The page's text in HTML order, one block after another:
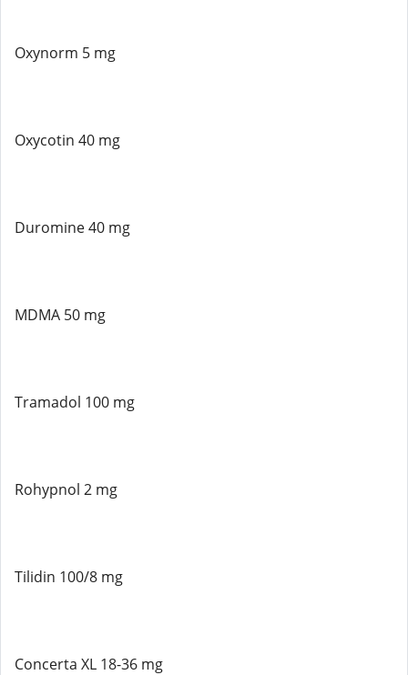
Oxynorm 5 mg
Oxycotin 40 mg
Duromine 40 mg
MDMA 50 mg
Tramadol 100 mg
Rohypnol 2 mg
Tilidin 100/8 mg
Concerta XL 18-36 mg